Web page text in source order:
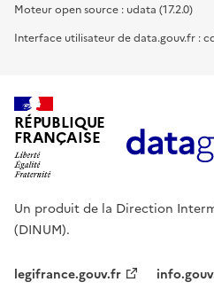
Moteur open source : udata (17.2.0)
Interface utilisateur de data.gouv.fr :
RÉPUBLIQUE
FRANÇAISE
Un produit de la Direction
(DINUM).
legifrance.gouv.fr